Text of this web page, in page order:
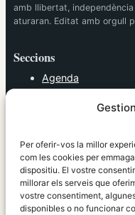
Per oferir-vos la millor
com les cookies per
dispositiu. El vostre
millorar els serveis que
vostre consentiment,
disponibles o no funcionar
amb llibertat,
aturaran. Editat amb orgull
Seccions
Agenda
Política
Societat
Tendències
elRidaura.com